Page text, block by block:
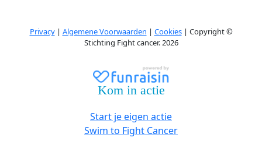
Privacy| Algemene Voorwaarden | Cookies| Copyright ©
Stichting Fight cancer. 2026
Kom in actie
Start je eigen actie
Swim to Fight Cancer